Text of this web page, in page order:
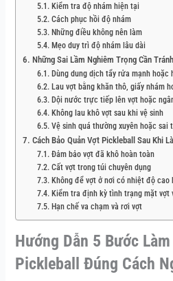
Kiểm tra độ nhám hiện tại
Cách phục hồi độ nhám
Những điều không nên làm
Mẹo duy trì độ nhám lâu dài
Những Sai Lầm Nghiêm Trọng Cần
Dùng dung dịch tẩy rửa mạnh hoặc
Lau vợt bằng khăn thô, giấy nhám
Dội nước trực tiếp lên vợt hoặc
Không lau khô vợt sau khi vệ sinh
Vệ sinh quá thường xuyên hoặc sai
Cách Bảo Quản Vợt Pickleball Sau Khi
Đảm bảo vợt đã khô hoàn toàn
Cất vợt trong túi chuyên dụng
Không để vợt ở nơi có nhiệt độ
Kiểm tra định kỳ tình trạng mặt vợt
Hạn chế va chạm và rơi vợt
Hướng Dẫn 5 Bước
Pickleball Đúng Cách